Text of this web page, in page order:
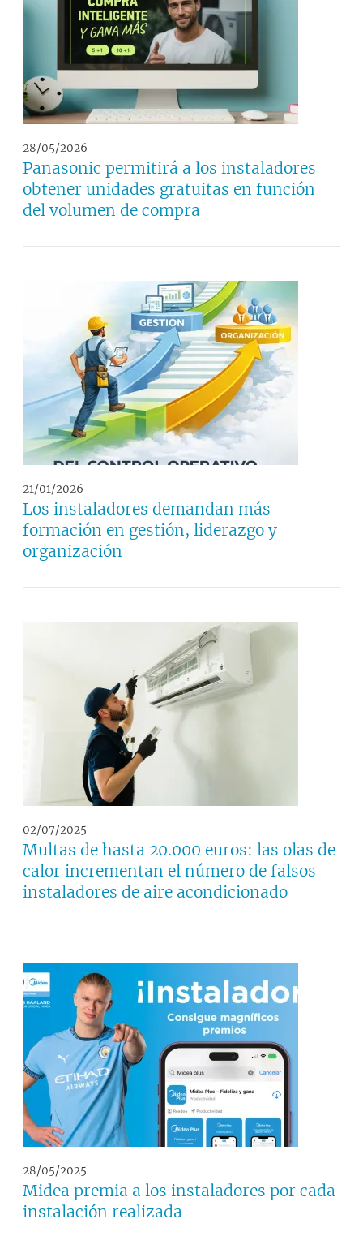
28/05/2026
Panasonic permitirá a los instaladores
obtener unidades gratuitas en función
del volumen de compra
21/01/2026
Los instaladores demandan más
formación en gestión, liderazgo y
organización
02/07/2025
Multas de hasta 20.000 euros: las olas de
calor incrementan el número de falsos
instaladores de aire acondicionado
28/05/2025
Midea premia a los instaladores por cada
instalación realizada